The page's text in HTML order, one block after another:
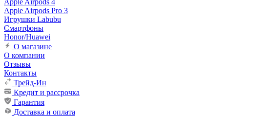
Apple Airpods 4
Apple Airpods Pro 3
Игрушки Labubu
Смартфоны
Honor/Huawei
О магазине
О компании
Отзывы
Контакты
Трейд-Ин
Кредит и рассрочка
Гарантия
Доставка и оплата